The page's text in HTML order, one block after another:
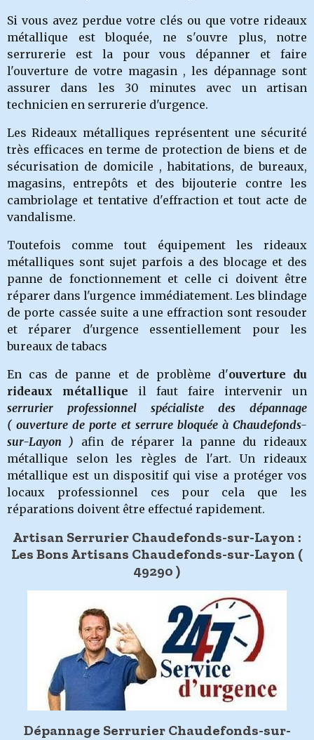
Si vous avez perdue votre clés ou que votre rideaux
métallique est bloquée, ne s'ouvre plus, notre
serrurerie
est la pour vous dépanner et faire
l'ouverture de votre magasin , les dépannage sont
assurer dans les 30 minutes avec un artisan
technicien en serrurerie d'urgence.
Les Rideaux métalliques représentent une sécurité
très efficaces en terme de protection de biens et de
sécurisation de domicile , habitations, de bureaux,
magasins, entrepôts et des bijouterie contre les
cambriolage et tentative d'effraction et tout acte de
vandalisme.
Toutefois comme tout équipement les rideaux
métalliques sont sujet parfois a des blocage et des
panne de fonctionnement et celle ci doivent être
réparer dans l'urgence immédiatement. Les blindage
de porte cassée suite a une effraction sont resouder
et réparer d'urgence essentiellement pour les
bureaux de tabacs
En cas de panne et de problème d'ouverture du
rideaux métallique il faut faire intervenir un
serrurier professionnel spécialiste des dépannage
( ouverture de porte et serrure bloquée à Chaudefonds-
sur-Layon ) afin de réparer la panne du rideaux
métallique selon les règles de l'art. Un rideaux
métallique est un dispositif qui vise a protéger vos
locaux professionnel ces pour cela que les
réparations doivent être effectué rapidement.
Artisan Serrurier Chaudefonds-sur-Layon :
Les Bons Artisans Chaudefonds-sur-Layon (
49290 )
Dépannage Serrurier Chaudefonds-sur-